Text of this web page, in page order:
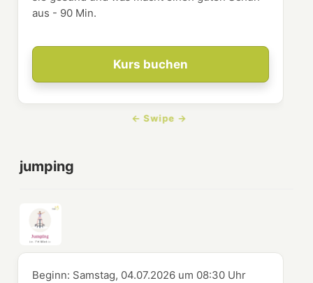
Kurs buchen
aus - 90 Min.
jumping
Beginn: Samstag, 04.07.2026 um 08:30 Uhr